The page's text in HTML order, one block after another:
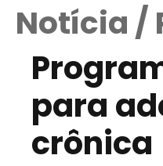
Notícia /
para
crônica